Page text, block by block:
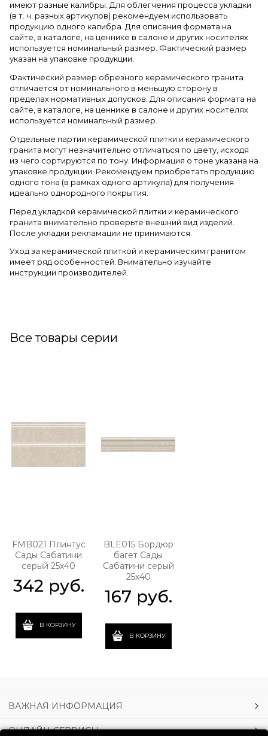
имеют разные калибры. Для облегчения процесса укладки
(в т. ч. разных артикулов) рекомендуем использовать
продукцию одного калибра. Для описания формата на
сайте, в каталоге, на ценнике в салоне и других носителях
используется номинальный размер. Фактический размер
указан на упаковке продукции.
Фактический размер обрезного керамического гранита
отличается от номинального в меньшую сторону в
пределах нормативных допусков. Для описания формата на
сайте, в каталоге, на ценнике в салоне и других носителях
используется номинальный размер.
Отдельные партии керамической плитки и керамического
гранита могут незначительно отличаться по цвету, исходя
из чего сортируются по тону. Информация о тоне указана на
упаковке продукции. Рекомендуем приобретать продукцию
одного тона (в рамках одного артикула) для получения
идеально однородного покрытия.
Перед укладкой керамической плитки и керамического
гранита внимательно проверьте внешний вид изделий.
После укладки рекламации не принимаются.
Уход за керамической плиткой и керамическим гранитом
имеет ряд особенностей. Внимательно изучайте
инструкции производителей.
Все товары серии
FMB021 Плинтус
Сады Сабатини
серый 25х40
342 руб.
В КОРЗИНУ
BLE015 Бордюр
багет Сады
Сабатини серый
25х40
167 руб.
В КОРЗИНУ
ВАЖНАЯ ИНФОРМАЦИЯ
ОНЛАЙН-СЕРВИСЫ